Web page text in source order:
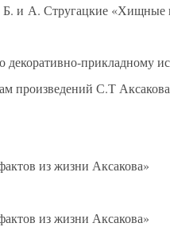
Б. и А. Стругацкие «Хищные
декоративно-прикладному
произведений С.Т
из жизни Аксакова»
из жизни Аксакова»